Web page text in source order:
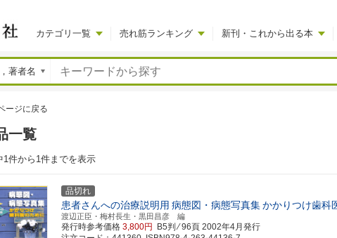
カテゴリ一覧 売れ筋ランキング 新刊・これから出る本
ージに戻る
一覧
1件から1件までを表示
品切れ
患者さんへの治療説明用 病態図・病態写真集かかりつけ歯科
渡辺正臣・梅村長生・黒田昌彦 編
発行時参考価格 3,800円 B5判 ⁄ 96頁 2002年4月発行